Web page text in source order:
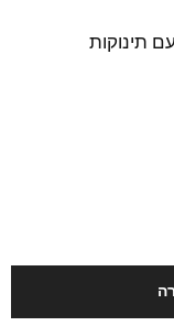
תינוקות